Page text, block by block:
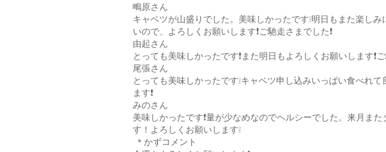
鴫原さん
キャベツが山盛りでした。美味しかったです❕明日もまた楽し
いので、よろしくお願いします❗ご馳走さまでした❗
由起さん
とっても美味しかったです❗また明日もよろしくお願いします❗
尾張さん
とっても美味しかったです❕キャベツ申し込みいっぱい食べれて
ます❗
みのさん
美味しかったです❗量が少なめなのでヘルシーでした。来月ま
す！よろしくお願いします❕
＊かずコメント